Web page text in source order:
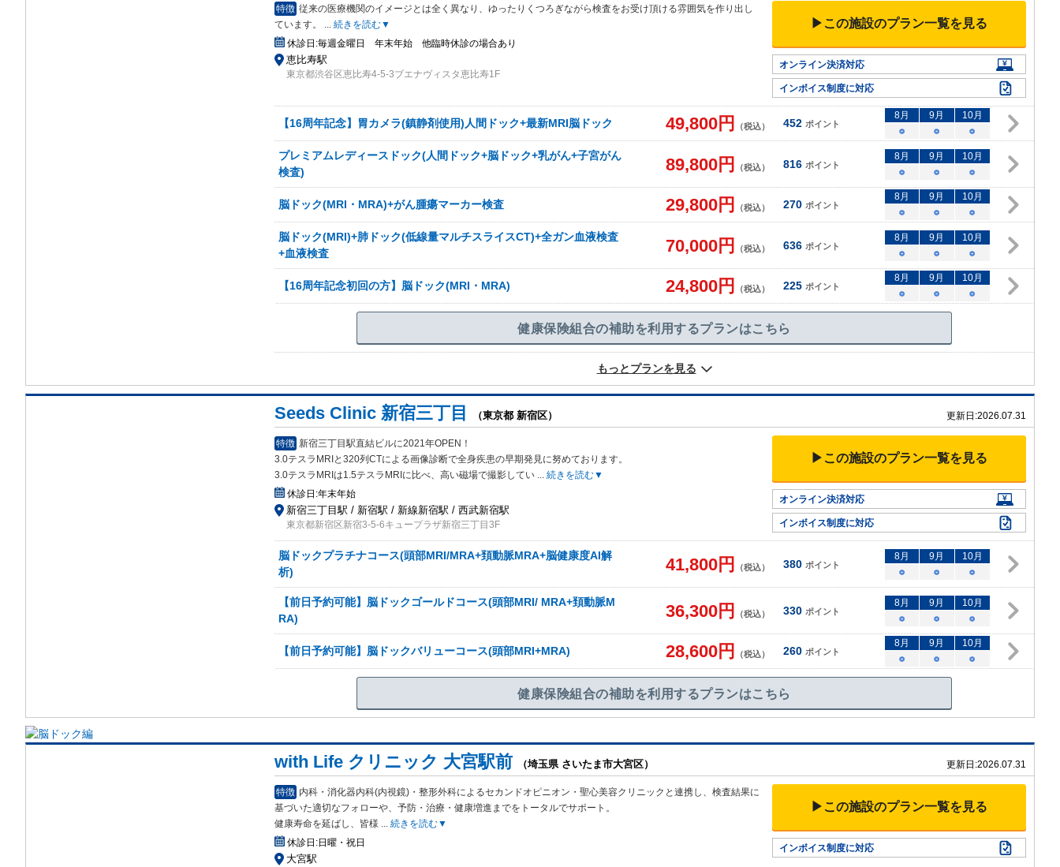
特徴 従来の医療機関のイメージとは全く異なり、ゆったりくつろぎながら検査をお受け頂ける雰囲気を作り出し
ています。 ... 続きを読む▼
休診日:毎週金曜日 年末年始 他臨時休診の場合あり
恵比寿駅
東京都渋谷区恵比寿4-5-3ブエナヴィスタ恵比寿1F
▶この施設のプラン一覧を見る
オンライン決済対応
インボイス制度に対応
【16周年記念】胃カメラ(鎮静剤使用)人間ドック+最新MRI脳ドック 49,800円 （税込） 452 ポイント
8月 9月 10月
○
○ ○
プレミアムレディースドック(人間ドック+脳ドック+乳がん+子宮がん
検査)
89,800円 （税込） 816 ポイント
8月 9月 10月
○
○ ○
脳ドック(MRI・MRA)+がん腫瘍マーカー検査 29,800円 （税込） 270 ポイント
8月 9月 10月
○
○ ○
脳ドック(MRI)+肺ドック(低線量マルチスライスCT)+全ガン血液検査
+血液検査
70,000円 （税込） 636 ポイント
8月 9月 10月
○
○ ○
【16周年記念初回の方】脳ドック(MRI・MRA) 24,800円 （税込） 225 ポイント
8月 9月 10月
○
○ ○
健康保険組合の補助を利用するプランはこちら
もっとプランを見る
Seeds Clinic 新宿三丁目 （東京都 新宿区） 更新日:2026.07.31
特徴 新宿三丁目駅直結ビルに2021年OPEN！
3.0テスラMRIと320列CTによる画像診断で全身疾患の早期発見に努めております。
3.0テスラMRIは1.5テスラMRIに比べ、高い磁場で撮影してい ... 続きを読む▼
休診日:年末年始
新宿三丁目駅 / 新宿駅 / 新線新宿駅 / 西武新宿駅
東京都新宿区新宿3-5-6キュープラザ新宿三丁目3F
▶この施設のプラン一覧を見る
オンライン決済対応
インボイス制度に対応
脳ドックプラチナコース(頭部MRI/MRA+頚動脈MRA+脳健康度AI解
析)
41,800円 （税込） 380 ポイント
8月 9月 10月
○
○ ○
【前日予約可能】脳ドックゴールドコース(頭部MRI/ MRA+頚動脈M
RA)
36,300円 （税込） 330 ポイント
8月 9月 10月
○
○ ○
【前日予約可能】脳ドックバリューコース(頭部MRI+MRA) 28,600円 （税込） 260 ポイント
8月 9月 10月
○
○ ○
健康保険組合の補助を利用するプランはこちら
with Life クリニック 大宮駅前 （埼玉県 さいたま市大宮区） 更新日:2026.07.31
特徴 内科・消化器内科(内視鏡)・整形外科によるセカンドオピニオン・聖心美容クリニックと連携し、検査結果に
基づいた適切なフォローや、予防・治療・健康増進までをトータルでサポート。
健康寿命を延ばし、皆様 ... 続きを読む▼
休診日:日曜・祝日
大宮駅
▶この施設のプラン一覧を見る
インボイス制度に対応